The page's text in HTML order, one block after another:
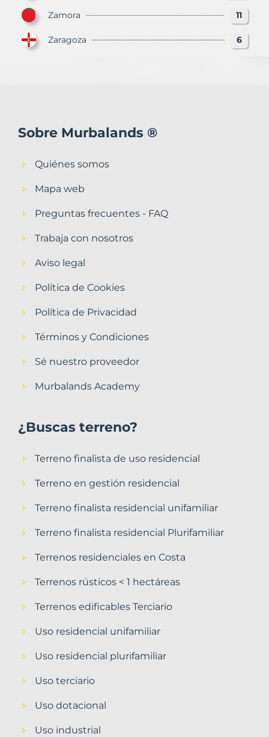
Zamora 11
Zaragoza 6
Sobre Murbalands ®
Quiénes somos
Mapa web
Preguntas frecuentes - FAQ
Trabaja con nosotros
Aviso legal
Política de Cookies
Política de Privacidad
Términos y Condiciones
Sé nuestro proveedor
Murbalands Academy
¿Buscas terreno?
Terreno finalista de uso residencial
Terreno en gestión residencial
Terreno finalista residencial unifamiliar
Terreno finalista residencial Plurifamiliar
Terrenos residenciales en Costa
Terrenos rústicos < 1 hectáreas
Terrenos edificables Terciario
Uso residencial unifamiliar
Uso residencial plurifamiliar
Uso terciario
Uso dotacional
Uso industrial